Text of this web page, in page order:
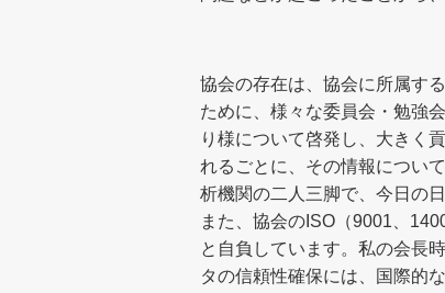
協会の存在は、協会に所属す
ために、様々な委員会・勉強
り様について啓発し、大きく
れるごとに、その情報につい
析機関の二人三脚で、今日の
また、協会のISO（9001、
と自負しています。私の会長
タの信頼性確保には、国際的